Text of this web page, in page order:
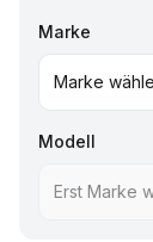
Marke
Marke
Modell
Erst Marke